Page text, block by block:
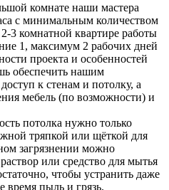
комнате наши мастера
с минимальным количеством
3 комнатной квартире работы
1, максимум 2 рабочих дней
проекта и особенностей
обеспечить нашим
к стенам и потолку, а
мебель (по возможности) и
потолка нужно только
тряпкой или щёткой для
загрязнении можно
или средство для мытья
чтобы устранить даже
время пыль и грязь.